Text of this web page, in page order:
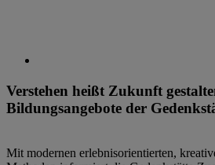
Verstehen heißt Zukunft
Bildungsangebote der
Mit modernen erlebnisorientierten,